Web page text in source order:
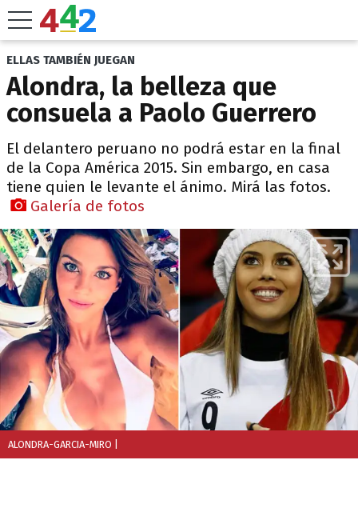
ELLAS TAMBIÉN JUEGAN
Alondra, la belleza que
consuela a Paolo Guerrero
El delantero peruano no podrá estar en la final
de la Copa América 2015. Sin embargo, en casa
tiene quien le levante el ánimo. Mirá las fotos.
Galería de fotos
ALONDRA-GARCIA-MIRO